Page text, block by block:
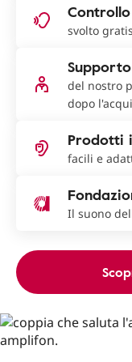
svolto
del nostro
dopo
Prodotti
facili e
Il suono